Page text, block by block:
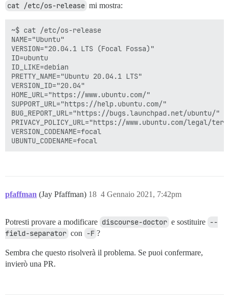
cat /etc/os-release mi mostra:
~$ cat /etc/os-release
NAME="Ubuntu"
VERSION="20.04.1 LTS (Focal Fossa)"
ID=ubuntu
ID_LIKE=debian
PRETTY_NAME="Ubuntu 20.04.1 LTS"
VERSION_ID="20.04"
HOME_URL="https://www.ubuntu.com/"
SUPPORT_URL="https://help.ubuntu.com/"
BUG_REPORT_URL="https://bugs.launchpad.net/ubuntu/"
PRIVACY_POLICY_URL="https://www.ubuntu.com/
VERSION_CODENAME=focal
pfaffman (Jay Pfaffman) 4 Gennaio 2021, 7:42pm
18
Potresti provare a modificare discourse-doctor e sostituire --
field-separator con -F ?
Sembra che questo risolverà il problema. Se puoi confermare,
invierò una PR.